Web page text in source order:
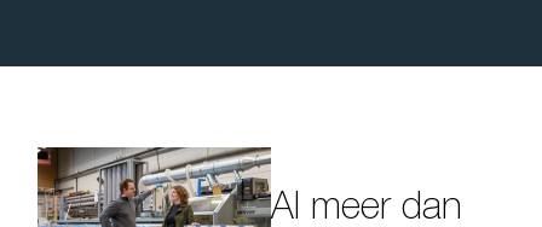
Al meer dan